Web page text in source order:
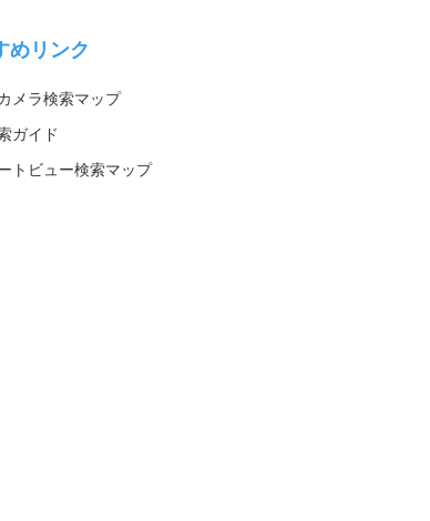
めリンク
メラ検索マップ
ガイド
トビュー検索マップ